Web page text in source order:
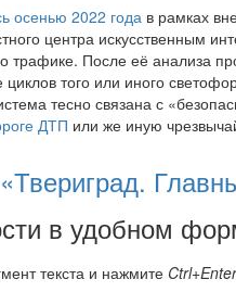
осенью 2022 года в рамках
центра искусственным
После её анализа
того или иного
тесно связана с
ДТП или же иную
«Твериград.
в удобном
текста и нажмите